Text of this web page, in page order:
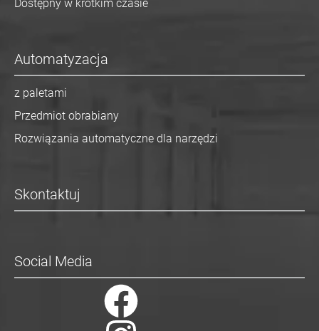
Dostępny w krótkim czasie
Automatyzacja
z paletami
Przedmiot obrabiany
Rozwiązania automatyczne dla narzędzi
Skontaktuj
Social Media